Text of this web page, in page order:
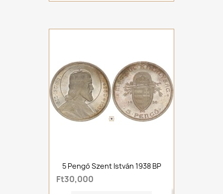
5 Pengő Szent István 1938 BP
Ft30,000